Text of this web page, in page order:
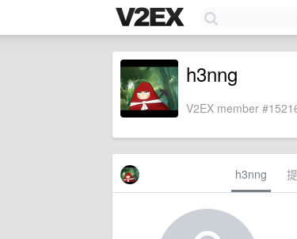
h3nng
V2EX member
h3nng